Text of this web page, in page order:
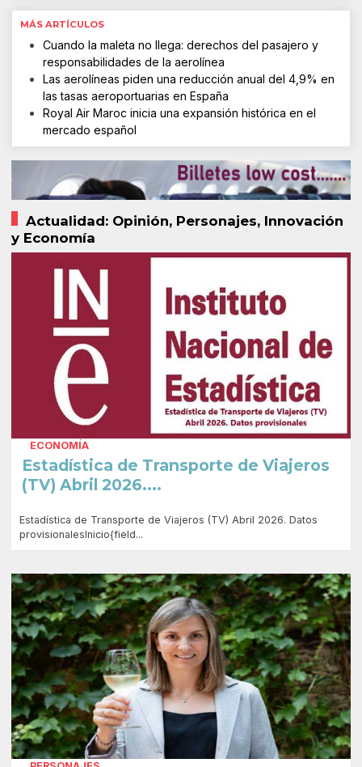
MÁS ARTÍCULOS
Cuando la maleta no llega: derechos del pasajero y
responsabilidades de la aerolínea
Las aerolíneas piden una reducción anual del 4,9% en
las tasas aeroportuarias en España
Royal Air Maroc inicia una expansión histórica en el
mercado español
Actualidad: Opinión, Personajes, Innovación
y Economía
ECONOMÍA
Estadística de Transporte de Viajeros
(TV) Abril 2026....
Estadística de Transporte de Viajeros (TV) Abril 2026. Datos
provisionalesInicio{field...